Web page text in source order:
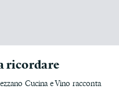
ricordare
Cucina e Vino racconta